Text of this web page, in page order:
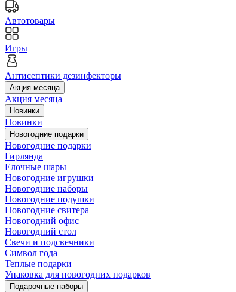
Автотовары
Игры
Антисептики дезинфекторы
Акция месяца
Акция месяца
Новинки
Новинки
Новогодние подарки
Новогодние подарки
Гирлянда
Елочные шары
Новогодние игрушки
Новогодние наборы
Новогодние подушки
Новогодние свитера
Новогодний офис
Новогодний стол
Свечи и подсвечники
Символ года
Теплые подарки
Упаковка для новогодних подарков
Подарочные наборы